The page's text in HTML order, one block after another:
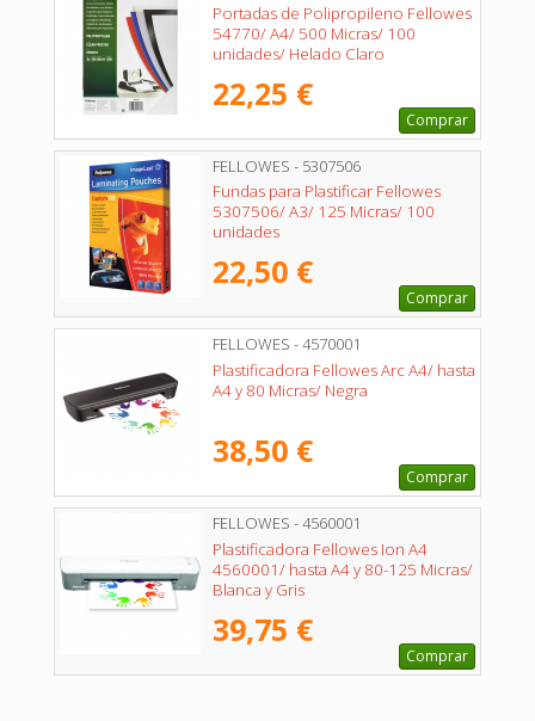
Portadas de Polipropileno Fellowes
54770/ A4/ 500 Micras/ 100
unidades/ Helado Claro
22,25 €
Comprar
FELLOWES - 5307506
Fundas para Plastificar Fellowes
5307506/ A3/ 125 Micras/ 100
unidades
22,50 €
Comprar
FELLOWES - 4570001
Plastificadora Fellowes Arc A4/ hasta
A4 y 80 Micras/ Negra
38,50 €
Comprar
FELLOWES - 4560001
Plastificadora Fellowes Ion A4
4560001/ hasta A4 y 80-125 Micras/
Blanca y Gris
39,75 €
Comprar